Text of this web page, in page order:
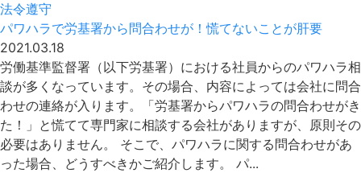
法令遵守
パワハラで労基署から問合わせが！慌てないことが肝要
2021.03.18
労働基準監督署（以下労基署）における社員からのパワハラ相
談が多くなっています。その場合、内容によっては会社に問合
わせの連絡が入ります。「労基署からパワハラの問合わせがき
た！」と慌てて専門家に相談する会社がありますが、原則その
必要はありません。 そこで、パワハラに関する問合わせがあ
った場合、どうすべきかご紹介します。 パ...